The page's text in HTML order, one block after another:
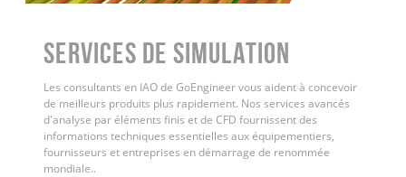
Services de simulation
Les consultants en IAO de GoEngineer vous aident à concevoir
de meilleurs produits plus rapidement. Nos services avancés
d'analyse par éléments finis et de CFD fournissent des
informations techniques essentielles aux équipementiers,
fournisseurs et entreprises en démarrage de renommée
mondiale..